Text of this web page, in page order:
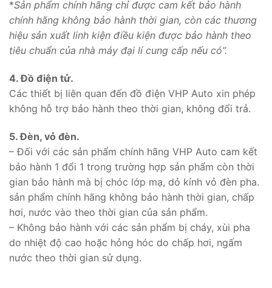
*Sản phẩm chính hãng chỉ được cam kết bảo hành
chính hãng không bảo hành thời gian, còn các thương
hiệu sản xuất linh kiện điều kiện được bảo hành theo
tiêu chuẩn của nhà máy đại lí cung cấp nếu có”.
4. Đồ điện tử.
Các thiết bị liên quan đến đồ điện VHP Auto xin phép
không hỗ trợ bảo hành theo thời gian, không đổi trả.
5. Đèn, vỏ đèn.
– Đối với các sản phẩm chính hãng VHP Auto cam kết
bảo hành 1 đổi 1 trong trường hợp sản phẩm còn thời
gian bảo hành mà bị chóc lớp mạ, dỏ kính vỏ đèn pha.
sản phẩm chính hãng không bảo hành thời gian, chấp
hơi, nước vào theo thời gian của sản phẩm.
– Không bảo hành với các sản phẩm bị cháy, xùi pha
do nhiệt độ cao hoặc hỏng hóc do chấp hơi, ngấm
nước theo thời gian sử dụng.